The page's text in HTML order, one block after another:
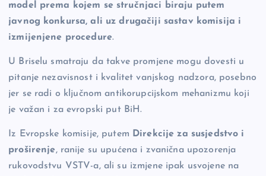
model prema kojem se stručnjaci biraju putem
javnog konkursa, ali uz drugačiji sastav komisija i
izmijenjene procedure.
U Briselu smatraju da takve promjene mogu dovesti u
pitanje nezavisnost i kvalitet vanjskog nadzora, posebno
jer se radi o ključnom antikorupcijskom mehanizmu koji
je važan i za evropski put BiH.
Iz Evropske komisije, putem
Direkcije za susjedstvo i
proširenje, ranije su upućena i zvanična upozorenja
rukovodstvu VSTV-a, ali su izmjene ipak usvojene na